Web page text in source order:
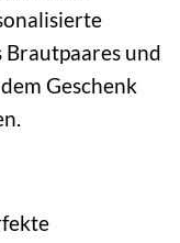
Brautpaares und
Geschenk